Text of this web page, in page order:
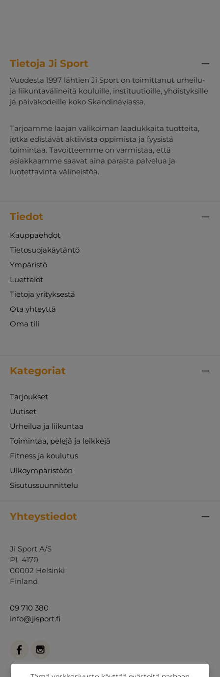
Tietoja Ji Sport
Vuodesta 1997 lähtien Ji Sport on toimittanut urheilu-
ja liikuntavälineitä kouluille, instituutioille, yhdistyksille
ja päiväkodeille koko Skandinaviassa.
Tarjoamme laajan valikoiman laadukkaita tuotteita,
jotka edistävät aktiivista oppimista ja fyysistä
toimintaa. Tavoitteemme on varmistaa, että
asiakkaamme saavat aina parasta palvelua ja
luotettavinta välineistöä.
Tiedot
Kauppaehdot
Tietosuojakäytäntö
Ympäristö
Luettelot
Tietoja yrityksestä
Ota yhteyttä
Oma tili
Kategoriat
Tarjoukset
Uutiset
Urheilua ja liikuntaa
Toimintaa, pelejä ja leikkejä
Fitness ja koulutus
Ulkoympäristöön
Sisutussuunnittelu
Yhteystiedot
Ji Sport A/S
PL 4170
00002 Helsinki
Finland
09 710 380
info@jisport.fi